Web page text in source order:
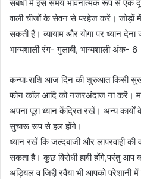
संबंधों में इस समय भावनात्मक रूप से एक
वाली चीजों के सेवन से परहेज करें। जोड़ों में
सकती हैं। व्यायाम और योगा पर ध्यान देना
भाग्यशाली रंग- गुलाबी, भाग्यशाली अंक- 6
कन्याःराशि आज दिन की शुरुआत किसी
फोन कॉल आदि को नजरअंदाज ना करें।
अपना पूरा ध्यान केंद्रित रखें। अन्य
सुचारू रूप से हल होंगे।
ध्यान रखें कि जल्दबाजी और लापरवाही की
सकता है। कुछ विरोधी हावी होंगे,परंतु आप
अड़ियल व जिद्दी रवैया भी आपको